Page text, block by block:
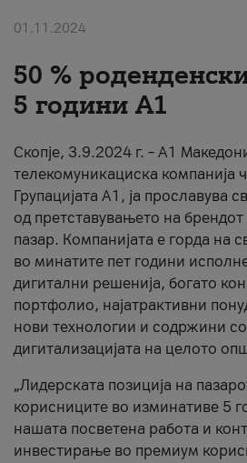
Надополни кредит
За нас
01.11.2024
50 %
5 години А1
Скопје, 3.9.2024 г. – А1
телекомуникациска компанија
Групацијата А1, ја прославува
од претставувањето на
пазар. Компанијата е горда на
во минатите пет години
дигитални решенија, богато
портфолио, најатрактивни
нови технологии и содржини
дигитализацијата на целото
„Лидерската позиција на
корисниците во изминативе 5
нашата посветена работа и
инвестирање во премиум